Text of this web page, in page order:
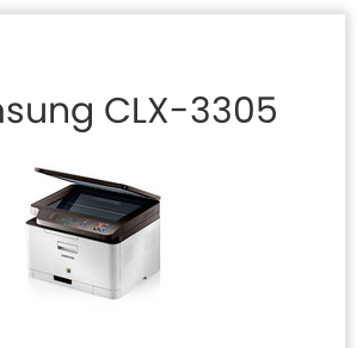
CLX-3305